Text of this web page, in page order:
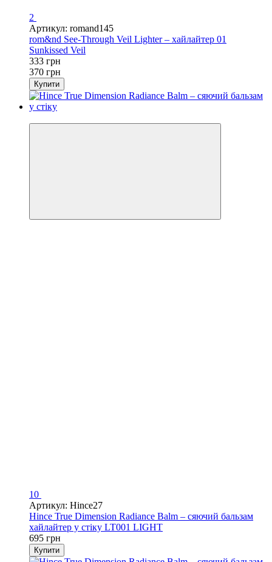
2
Артикул: romand145
rom&nd See-Through Veil Lighter – хайлайтер 01
Sunkissed Veil
333 грн
370 грн
Купити
10
Артикул: Hince27
Hince True Dimension Radiance Balm – сяючий бальзам
хайлайтер у стіку LT001 LIGHT
695 грн
Купити